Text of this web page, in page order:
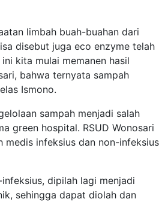
limbah buah-buahan dari
disebut juga eco enzyme telah
kita mulai memanen hasil
bahwa ternyata sampah
Ismono.
sampah menjadi salah
green hospital. RSUD Wonosari
medis infeksius dan non-infeksius
dipilah lagi menjadi
sehingga dapat diolah dan